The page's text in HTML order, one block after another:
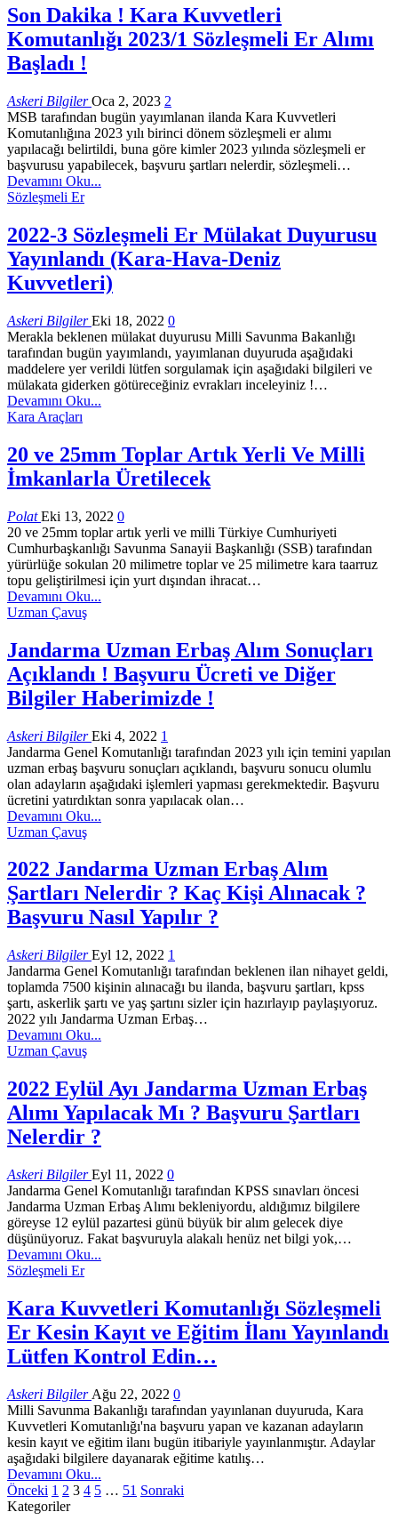
Son Dakika ! Kara Kuvvetleri
Komutanlığı 2023/1 Sözleşmeli Er Alımı
Başladı !
Askeri BilgilerOca 2, 2023 2
MSB tarafından bugün yayımlanan ilanda Kara Kuvvetleri
Komutanlığına 2023 yılı birinci dönem sözleşmeli er alımı
yapılacağı belirtildi, buna göre kimler 2023 yılında sözleşmeli er
başvurusu yapabilecek, başvuru şartları nelerdir, sözleşmeli…
Devamını Oku...
Sözleşmeli Er
2022-3 Sözleşmeli Er Mülakat Duyurusu
Yayınlandı (Kara-Hava-Deniz
Kuvvetleri)
Askeri BilgilerEki 18, 2022 0
Merakla beklenen mülakat duyurusu Milli Savunma Bakanlığı
tarafından bugün yayımlandı, yayımlanan duyuruda aşağıdaki
maddelere yer verildi lütfen sorgulamak için aşağıdaki bilgileri ve
mülakata giderken götüreceğiniz evrakları inceleyiniz !…
Devamını Oku...
Kara Araçları
20 ve 25mm Toplar Artık Yerli Ve Milli
İmkanlarla Üretilecek
PolatEki 13, 2022 0
20 ve 25mm toplar artık yerli ve milli Türkiye Cumhuriyeti
Cumhurbaşkanlığı Savunma Sanayii Başkanlığı (SSB) tarafından
yürürlüğe sokulan 20 milimetre toplar ve 25 milimetre kara taarruz
topu geliştirilmesi için yurt dışından ihracat…
Devamını Oku...
Uzman Çavuş
Jandarma Uzman Erbaş Alım Sonuçları
Açıklandı ! Başvuru Ücreti ve Diğer
Bilgiler Haberimizde !
Askeri BilgilerEki 4, 2022 1
Jandarma Genel Komutanlığı tarafından 2023 yılı için temini yapılan
uzman erbaş başvuru sonuçları açıklandı, başvuru sonucu olumlu
olan adayların aşağıdaki işlemleri yapması gerekmektedir. Başvuru
ücretini yatırdıktan sonra yapılacak olan…
Devamını Oku...
Uzman Çavuş
2022 Jandarma Uzman Erbaş Alım
Şartları Nelerdir ? Kaç Kişi Alınacak ?
Başvuru Nasıl Yapılır ?
Askeri BilgilerEyl 12, 2022 1
Jandarma Genel Komutanlığı tarafından beklenen ilan nihayet geldi,
toplamda 7500 kişinin alınacağı bu ilanda, başvuru şartları, kpss
şartı, askerlik şartı ve yaş şartını sizler için hazırlayıp paylaşıyoruz.
2022 yılı Jandarma Uzman Erbaş…
Devamını Oku...
Uzman Çavuş
2022 Eylül Ayı Jandarma Uzman Erbaş
Alımı Yapılacak Mı ? Başvuru Şartları
Nelerdir ?
Askeri BilgilerEyl 11, 2022 0
Jandarma Genel Komutanlığı tarafından KPSS sınavları öncesi
Jandarma Uzman Erbaş Alımı bekleniyordu, aldığımız bilgilere
göreyse 12 eylül pazartesi günü büyük bir alım gelecek diye
düşünüyoruz. Fakat başvuruyla alakalı henüz net bilgi yok,…
Devamını Oku...
Sözleşmeli Er
Kara Kuvvetleri Komutanlığı Sözleşmeli
Er Kesin Kayıt ve Eğitim İlanı Yayınlandı
Lütfen Kontrol Edin…
Askeri Bilgiler Ağu 22, 2022 0
Milli Savunma Bakanlığı tarafından yayınlanan duyuruda, Kara
Kuvvetleri Komutanlığı'na başvuru yapan ve kazanan adayların
kesin kayıt ve eğitim ilanı bugün itibariyle yayınlanmıştır. Adaylar
aşağıdaki bilgilere dayanarak eğitime katılış…
Devamını Oku...
Önceki 1 2 3 4 5 … 51 Sonraki
Kategoriler